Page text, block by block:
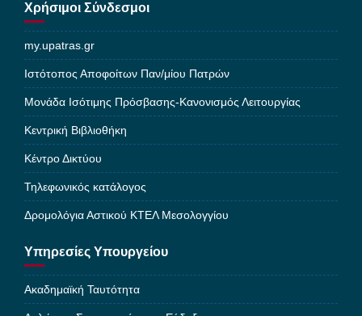
Χρήσιμοι Σύνδεσμοι
my.upatras.gr
Ιστότοπος Αποφοίτων Παν/μίου Πατρών
Μονάδα Ισότιμης Πρόσβασης-Κανονισμός Λειτουργίας
Κεντρική Βιβλιοθήκη
Κέντρο Δικτύου
Τηλεφωνικός κατάλογος
Δρομολόγια Αστικού ΚΤΕΛ Μεσολογγίου
Υπηρεσίες Υπουργείου
Ακαδημαϊκή Ταυτότητα